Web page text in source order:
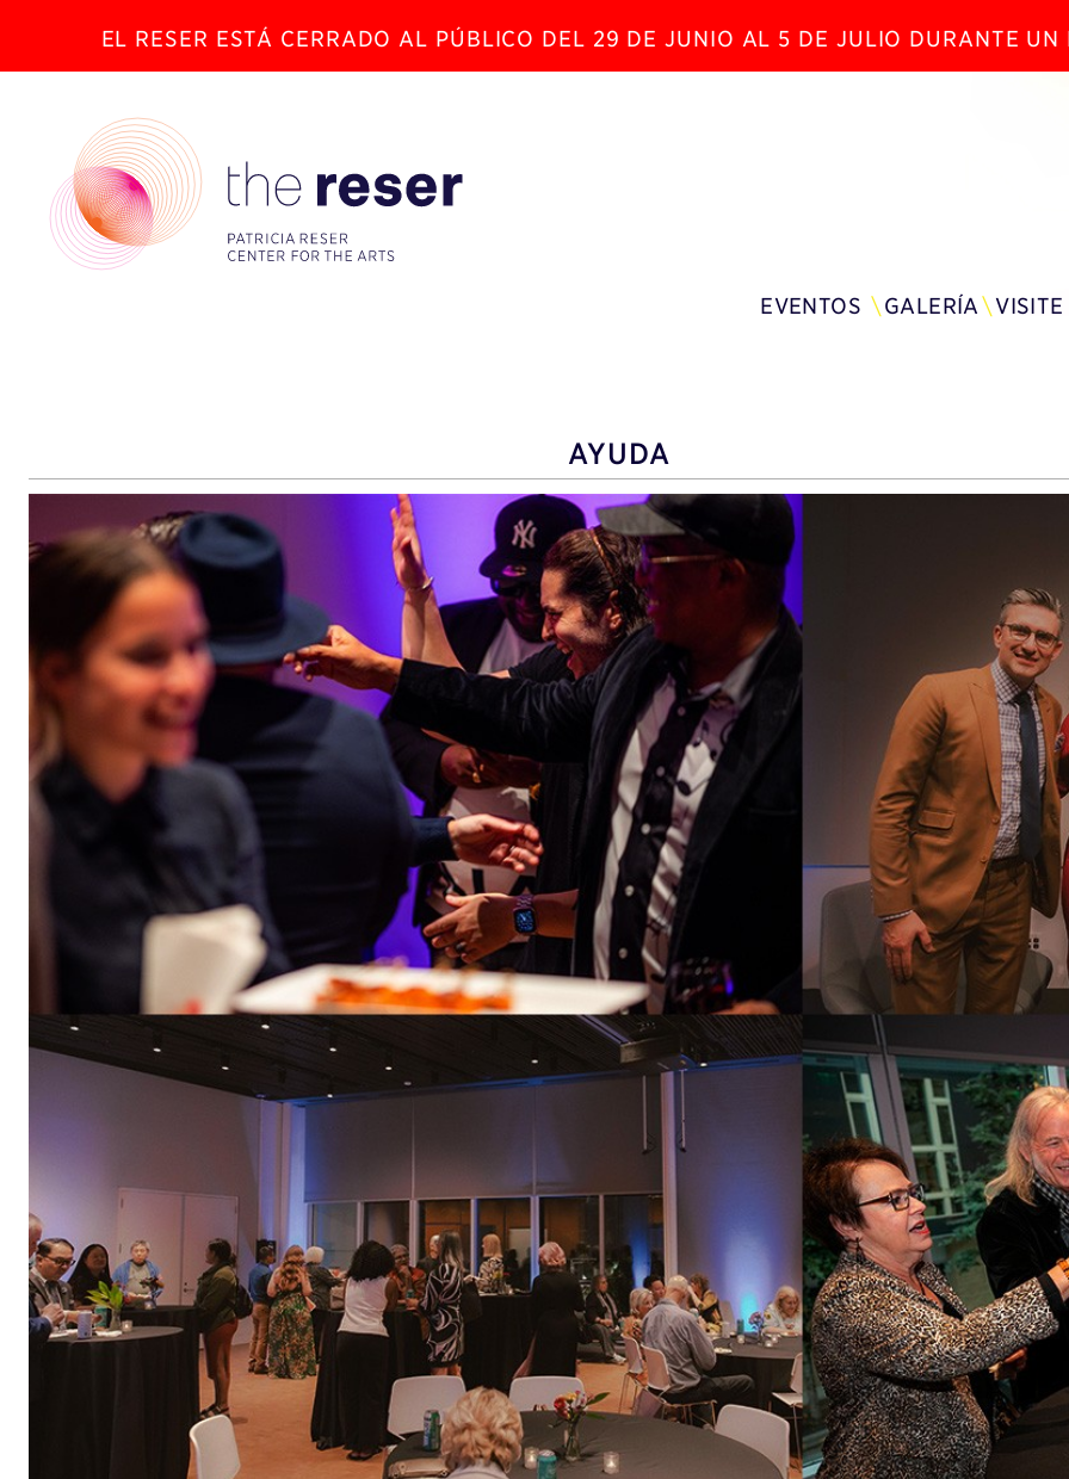
EL RESER ESTÁ CERRADO AL PÚBLICO DEL 29 DE JUNIO AL 5 DE JULIO DURANTE
EVENTOS GALERÍA VISITE
AYUDA